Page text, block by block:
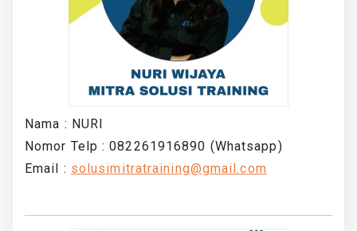
Nama : NURI
Nomor Telp : 082261916890 (Whatsapp)
Email : solusimitratraining@gmail.com